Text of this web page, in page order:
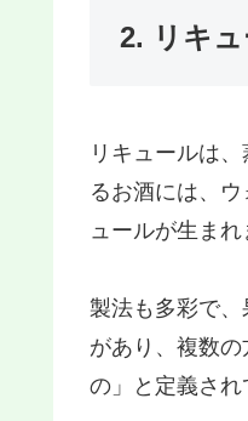
2. リキ
リキュールは
るお酒には、
ュールが生まれ
製法も多彩で
があり、複数
の」と定義され